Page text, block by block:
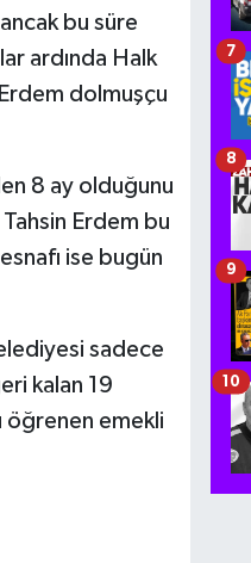
bu süre
ardında Halk
dolmuşçu
8 ay olduğunu
Erdem bu
ise bugün
sadece
kalan 19
öğrenen emekli
7
8
9
10